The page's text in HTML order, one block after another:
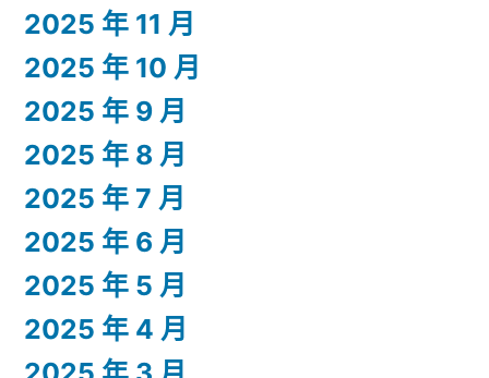
2025 年 11 月
2025 年 10 月
2025 年 9 月
2025 年 8 月
2025 年 7 月
2025 年 6 月
2025 年 5 月
2025 年 4 月